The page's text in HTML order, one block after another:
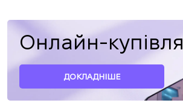
Онлайн-купівля
ДОКЛАДНІШЕ